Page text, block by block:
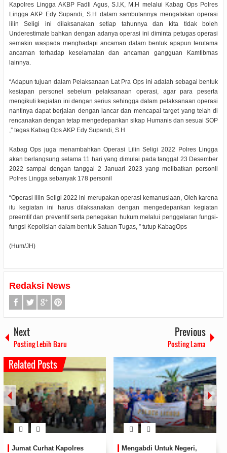
Kapolres Lingga AKBP Fadli Agus, S.I.K, M.H melalui Kabag Ops Polres
Lingga AKP Edy Supandi, S.H dalam sambutannya mengatakan operasi
lilin Seligi ini dilaksanakan setiap tahunnya dan kita tidak boleh
Underestimate bahkan dengan adanya operasi ini diminta petugas operasi
semakin waspada menghadapi ancaman dalam bentuk apapun terutama
ancaman terhadap keselamatan dan ancaman gangguan Kamtibmas
lainnya.
“Adapun tujuan dalam Pelaksanaan Lat Pra Ops ini adalah sebagai bentuk
kesiapan personel sebelum pelaksanaan operasi, agar para peserta
mengikuti kegiatan ini dengan serius sehingga dalam pelaksanaan operasi
nantinya dapat berjalan dengan lancar dan mencapai target yang telah di
rencanakan dengan tetap mengedepankan sikap Humanis dan sesuai SOP
,” tegas Kabag Ops AKP Edy Supandi, S.H
Kabag Ops juga menambahkan Operasi Lilin Seligi 2022 Polres Lingga
akan berlangsung selama 11 hari yang dimulai pada tanggal 23 Desember
2022 sampai dengan tanggal 2 Januari 2023 yang melibatkan personil
Polres Lingga sebanyak 178 personil
“Operasi lilin Seligi 2022 ini merupakan operasi kemanusiaan, Oleh karena
itu kegiatan ini harus dilaksanakan dengan mengedepankan kegiatan
preemtif dan preventif serta penegakan hukum melalui penggelaran fungsi-
fungsi Kepolisian dalam bentuk Satuan Tugas, ” tutup KabagOps
(Hum/JH)
Redaksi News
Next
Posting Lebih Baru
Previous
Posting Lama
Related Posts
Jumat Curhat Kapolres
Mengabdi Untuk Negeri,